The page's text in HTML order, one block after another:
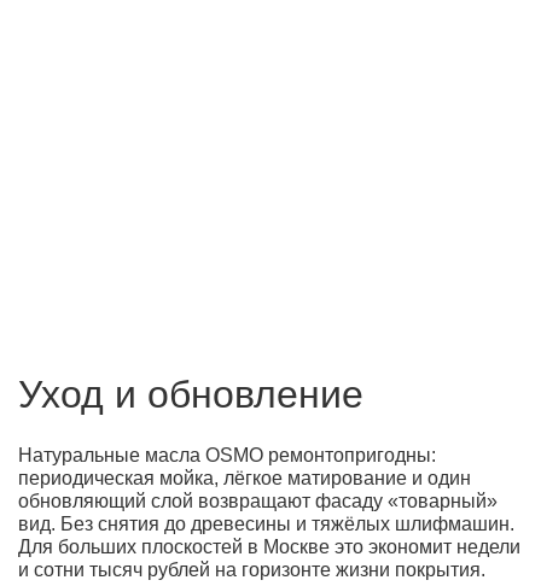
Уход и обновление
Натуральные масла OSMO ремонтопригодны:
периодическая мойка, лёгкое матирование и один
обновляющий слой возвращают фасаду «товарный»
вид. Без снятия до древесины и тяжёлых шлифмашин.
Для больших плоскостей в Москве это экономит недели
и сотни тысяч рублей на горизонте жизни покрытия.